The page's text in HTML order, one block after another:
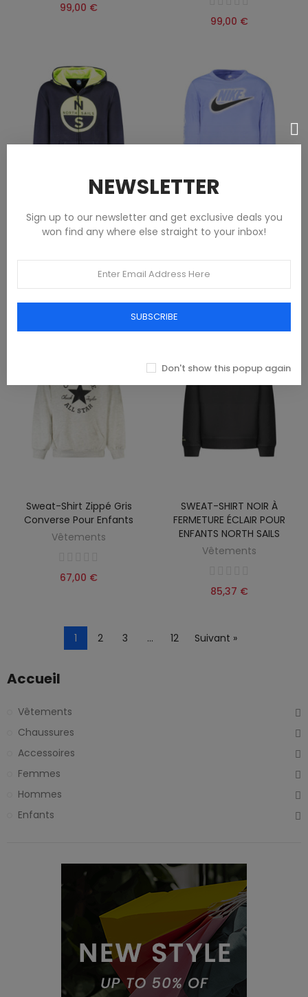
99,00 €
99,00 €
SWEAT-SHIRT ZIPPÉ NORTH
SAILS POUR ENFANT BLEU
Vêtements
99,00 €
T-SHIRT À MANCHES LONGUES
NIKE POUR ENFANT, BLEU
Vêtements
45,00 €
Sweat-Shirt Zippé Gris
Converse Pour Enfants
Vêtements
67,00 €
SWEAT-SHIRT NOIR À
FERMETURE ÉCLAIR POUR
ENFANTS NORTH SAILS
Vêtements
85,37 €
1 2 3 … 12 Suivant »
Accueil
Vêtements
Chaussures
Accessoires
Femmes
Hommes
Enfants
NEWSLETTER
Sign up to our newsletter and get exclusive deals you
won find any where else straight to your inbox!
SUBSCRIBE
Don't show this popup again